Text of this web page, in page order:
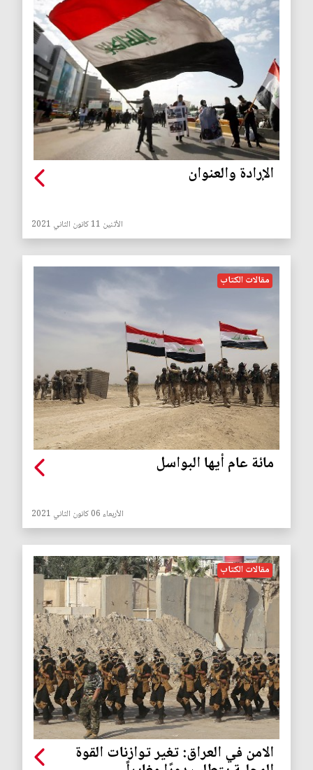
الإرادة والعنوان
الأثنين 11 كانون الثاني 2021
مقالات الكتاب
مائة عام أيها البواسل
الأربعاء 06 كانون الثاني 2021
مقالات الكتاب
الامن في العراق: تغير توازنات القوة